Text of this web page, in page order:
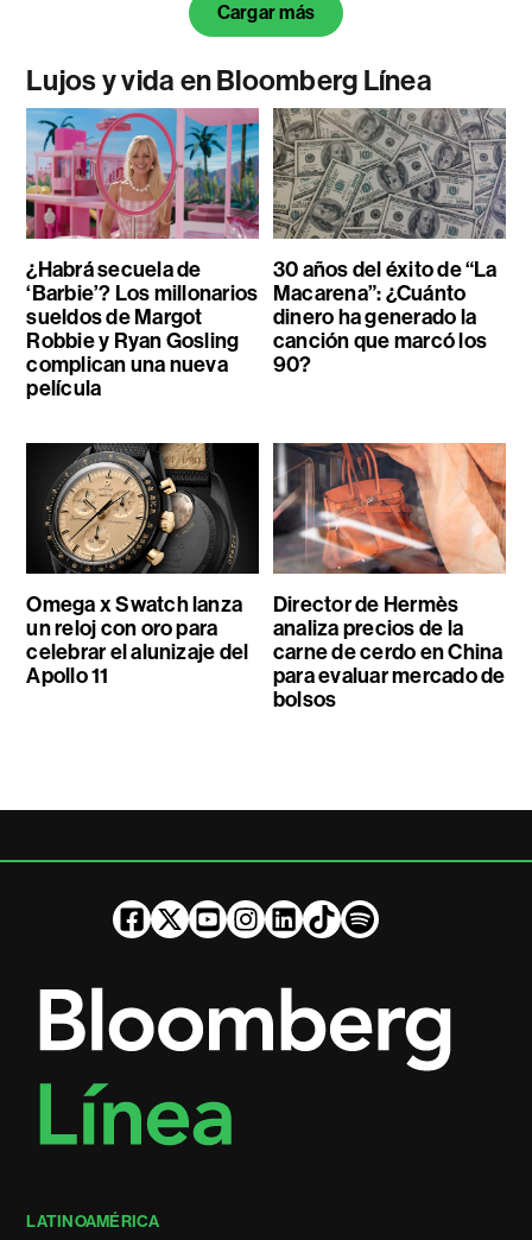
Cargar más
Lujos y vida en Bloomberg Línea
¿Habrá secuela de
‘Barbie’? Los millonarios
sueldos de Margot
Robbie y Ryan Gosling
complican una nueva
película
30 años del éxito de “La
Macarena”: ¿Cuánto
dinero ha generado la
canción que marcó los
90?
Omega x Swatch lanza
un reloj con oro para
celebrar el alunizaje del
Apollo 11
Director de Hermès
analiza precios de la
carne de cerdo en China
para evaluar mercado de
bolsos
LATINOAMÉRICA